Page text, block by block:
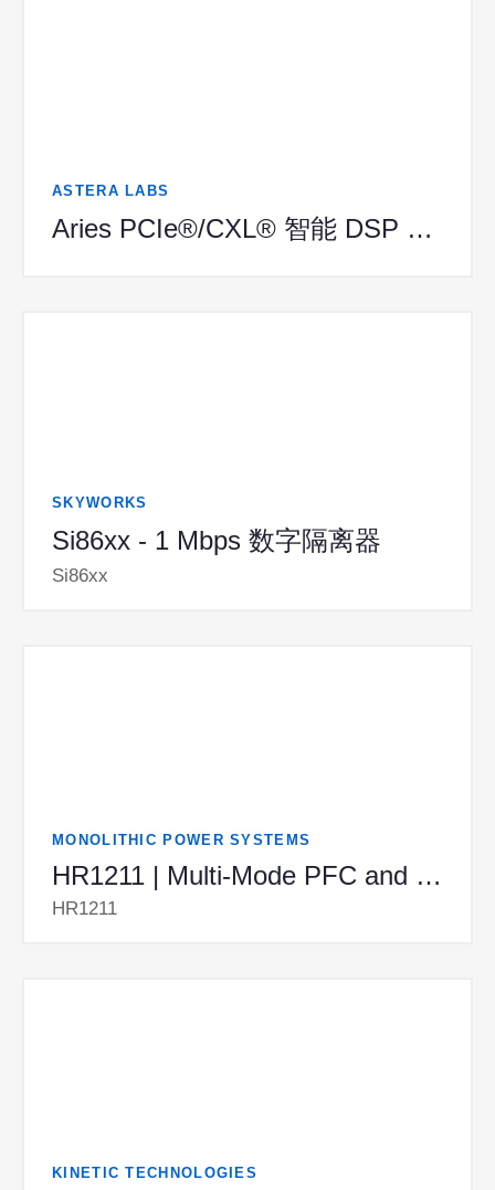
ASTERA LABS
Aries PCIe®/CXL® 智能 DSP 重定时器
SKYWORKS
Si86xx - 1 Mbps 数字隔离器
Si86xx
MONOLITHIC POWER SYSTEMS
HR1211 | Multi-Mode PFC and Current Mode LLC Controller
HR1211
KINETIC TECHNOLOGIES